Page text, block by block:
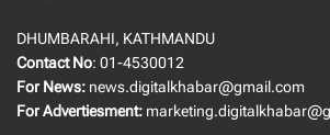
DHUMBARAHI, KATHMANDU
Contact No: 01-4530012
For News: news.digitalkhabar@gmail.com
For Advertiesment: